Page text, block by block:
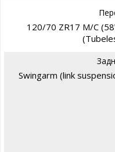
120/70 ZR17 M/C
Swingarm (link